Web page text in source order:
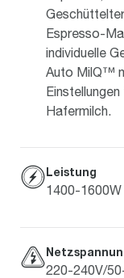
Espresso-
individuelle
Auto MilQ™
Hafermilch.
Leistung
1400-1600W
220-240V/